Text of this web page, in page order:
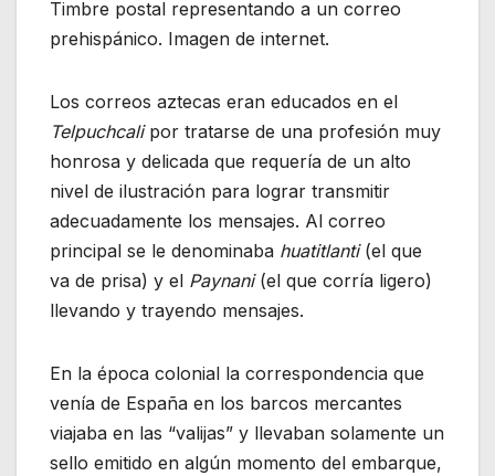
Timbre postal representando a un correo
prehispánico. Imagen de internet.
Los correos aztecas eran educados en el
Telpuchcalipor tratarse de una profesión muy
honrosa y delicada que requería de un alto
nivel de ilustración para lograr transmitir
adecuadamente los mensajes. Al correo
principal se le denominaba huatitlanti (el que
va de prisa) y el Paynani(el que corría ligero)
llevando y trayendo mensajes.
En la época colonial la correspondencia que
venía de España en los barcos mercantes
viajaba en las “valijas” y llevaban solamente un
sello emitido en algún momento del embarque,